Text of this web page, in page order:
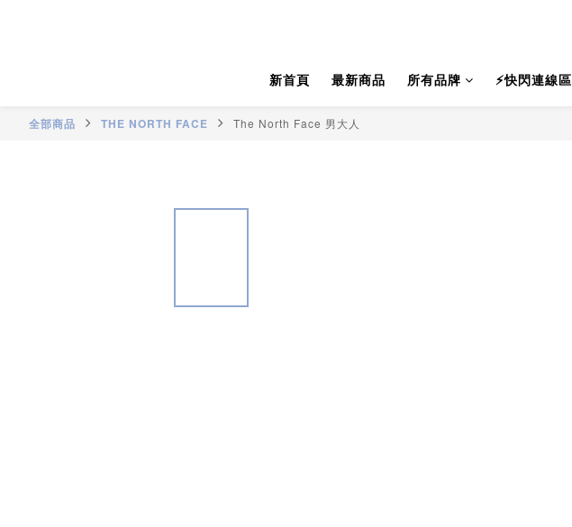
新首頁 最新商品 所有品牌 ⚡️快閃連線區
全部商品 THE NORTH FACE The North Face 男大人